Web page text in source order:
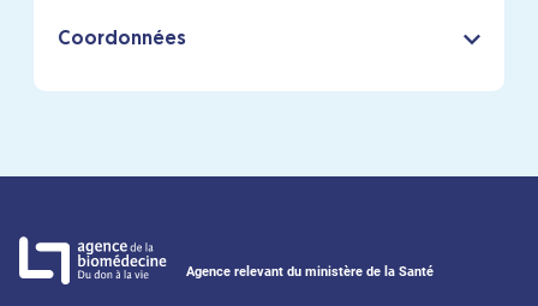
Coordonnées
Agence relevant du ministère de la Santé